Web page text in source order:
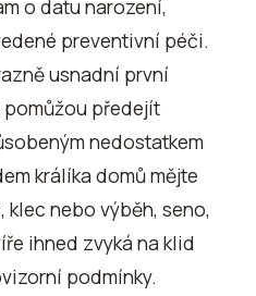
o datu narození,
preventivní péči.
usnadní první
pomůžou předejít
nedostatkem
králíka domů mějte
nebo výběh, seno,
ihned zvyká na klid
podmínky.